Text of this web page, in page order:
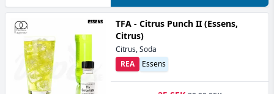
TFA - Citrus Punch II (Essens,
Citrus)
Citrus, Soda
Essens
REA